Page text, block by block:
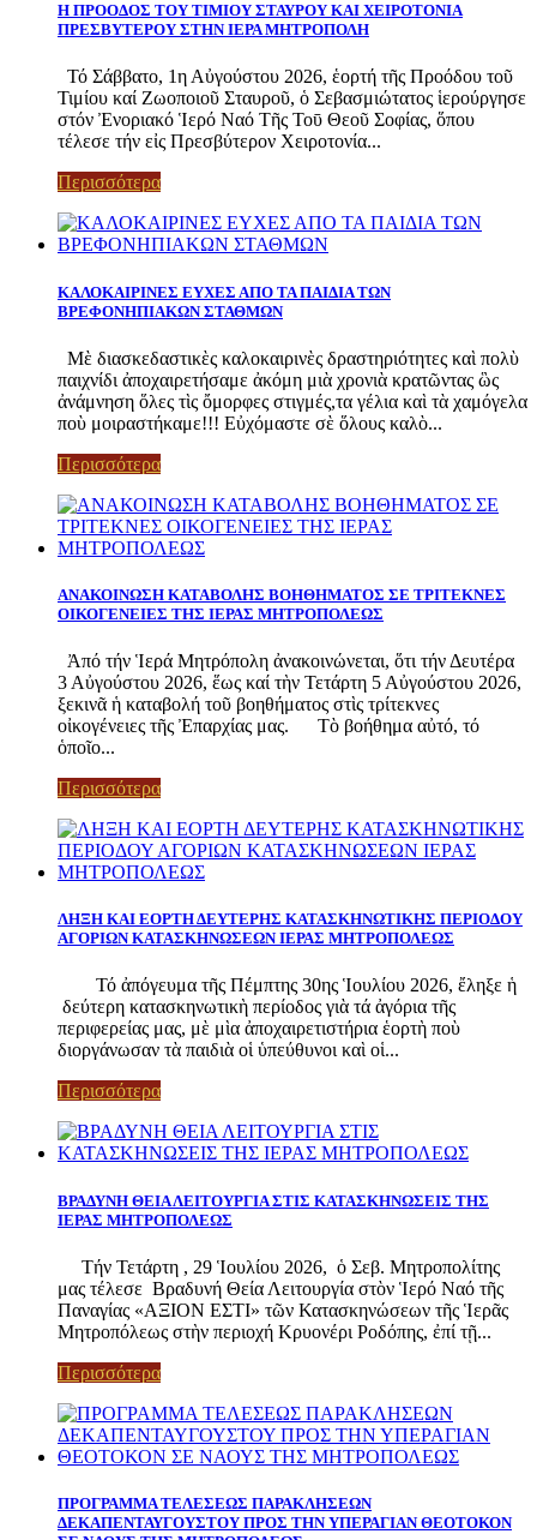
Η ΠΡΟΟΔΟΣ ΤΟΥ ΤΙΜΙΟΥ ΣΤΑΥΡΟΥ ΚΑΙ ΧΕΙΡΟΤΟΝΙΑ
ΠΡΕΣΒΥΤΕΡΟΥ ΣΤΗΝ ΙΕΡΑ ΜΗΤΡΟΠΟΛΗ
Τό Σάββατο, 1η Αὐγούστου 2026, ἑορτή τῆς Προόδου τοῦ
Τιμίου καί Ζωοποιοῦ Σταυροῦ, ὁ Σεβασμιώτατος ἱερούργησε
στόν Ἐνοριακό Ἱερό Ναό Τῆς Τοῡ Θεοῦ Σοφίας, ὅπου
τέλεσε τήν εἰς Πρεσβύτερον Χειροτονία...
Περισσότερα
ΚΑΛΟΚΑΙΡΙΝΕΣ ΕΥΧΕΣ ΑΠΟ ΤΑ ΠΑΙΔΙΑ ΤΩΝ
ΒΡΕΦΟΝΗΠΙΑΚΩΝ ΣΤΑΘΜΩΝ
Μὲ διασκεδαστικὲς καλοκαιρινὲς δραστηριότητες καὶ πολὺ
παιχνίδι ἀποχαιρετήσαμε ἀκόμη μιὰ χρονιὰ κρατῶντας ὣς
ἀνάμνηση ὅλες τὶς ὄμορφες στιγμές,τα γέλια καὶ τὰ χαμόγελα
ποὺ μοιραστήκαμε!!! Εὐχόμαστε σὲ ὅλους καλὸ...
Περισσότερα
ΑΝΑΚΟΙΝΩΣΗ ΚΑΤΑΒΟΛΗΣ ΒΟΗΘΗΜΑΤΟΣ ΣΕ ΤΡΙΤΕΚΝΕΣ
ΟΙΚΟΓΕΝΕΙΕΣ ΤΗΣ ΙΕΡΑΣ ΜΗΤΡΟΠΟΛΕΩΣ
Ἀπό τήν Ἱερά Μητρόπολη ἀνακοινώνεται, ὅτι τήν Δευτέρα
3 Αὐγούστου 2026, ἕως καί τὴν Τετάρτη 5 Αὐγούστου 2026,
ξεκινᾶ ἡ καταβολή τοῦ βοηθήματος στὶς τρίτεκνες
οἰκογένειες τῆς Ἐπαρχίας μας. Τὸ βοήθημα αὐτό, τό
ὁποῖο...
Περισσότερα
ΛΗΞΗ ΚΑΙ ΕΟΡΤΗ ΔΕΥΤΕΡΗΣ ΚΑΤΑΣΚΗΝΩΤΙΚΗΣ ΠΕΡΙΟΔΟΥ
ΑΓΟΡΙΩΝ ΚΑΤΑΣΚΗΝΩΣΕΩΝ ΙΕΡΑΣ ΜΗΤΡΟΠΟΛΕΩΣ
Τό ἀπόγευμα τῆς Πέμπτης 30ης Ἱουλίου 2026, ἔληξε ἡ
δεύτερη κατασκηνωτικὴ περίοδος γιὰ τά ἀγόρια τῆς
περιφερείας μας, μὲ μὶα ἀποχαιρετιστήρια ἑορτὴ ποὺ
διοργάνωσαν τὰ παιδιὰ οἱ ὑπεύθυνοι καὶ οἱ...
Περισσότερα
ΒΡΑΔΥΝΗ ΘΕΙΑ ΛΕΙΤΟΥΡΓΙΑ ΣΤΙΣ ΚΑΤΑΣΚΗΝΩΣΕΙΣ ΤΗΣ
ΙΕΡΑΣ ΜΗΤΡΟΠΟΛΕΩΣ
Τήν Τετάρτη , 29 Ἱουλίου 2026, ὁ Σεβ. Μητροπολίτης
μας τέλεσε Βραδυνή Θεία Λειτουργία στὸν Ἱερό Ναό τῆς
Παναγίας «ΑΞΙΟΝ ΕΣΤΙ» τῶν Κατασκηνώσεων τῆς Ἱερᾶς
Μητροπόλεως στὴν περιοχή Κρυονέρι Ροδόπης, ἐπί τῇ...
Περισσότερα
ΠΡΟΓΡΑΜΜΑ ΤΕΛΕΣΕΩΣ ΠΑΡΑΚΛΗΣΕΩΝ
ΔΕΚΑΠΕΝΤΑΥΓΟΥΣΤΟΥ ΠΡΟΣ ΤΗΝ ΥΠΕΡΑΓΙΑΝ ΘΕΟΤΟΚΟΝ